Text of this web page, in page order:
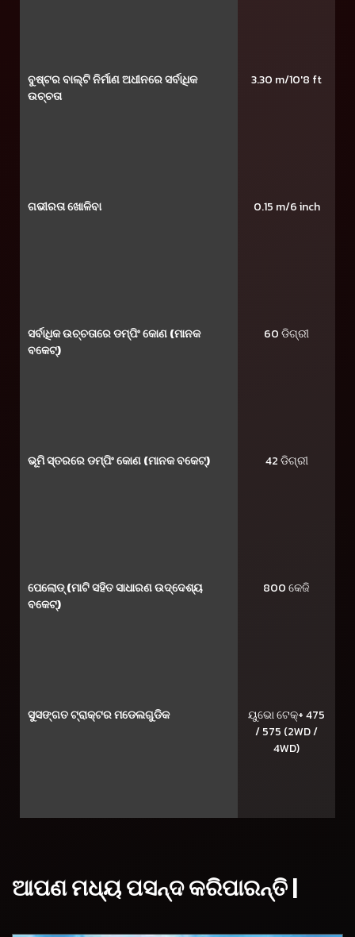
ବୁଷ୍ଟର ବାଲ୍ଟି ନିର୍ମାଣ ଅଧୀନରେ ସର୍ବାଧିକ
ଉଚ୍ଚତା
ଗଭୀରତା ଖୋଳିବା
ସର୍ବାଧିକ ଉଚ୍ଚତାରେ ଡମ୍ପିଂ କୋଣ (ମାନକ
ବକେଟ୍)
ଭୂମି ସ୍ତରରେ ଡମ୍ପିଂ କୋଣ (ମାନକ ବକେଟ୍)
ପେଲୋଡ୍ (ମାଟି ସହିତ ସାଧାରଣ ଉଦ୍ଦେଶ୍ୟ
ବକେଟ୍)
ସୁସଙ୍ଗତ ଟ୍ରାକ୍ଟର ମଡେଲଗୁଡିକ
3.30 m/10'8 ft
0.15 m/6 inch
60 ଡିଗ୍ରୀ
42 ଡିଗ୍ରୀ
800 କେଜି
ୟୁଭୋ ଟେକ୍+ 475
/ 575 (2WD /
4WD)
ଆପଣ ମଧ୍ୟ ପସନ୍ଦ କରିପାରନ୍ତି |